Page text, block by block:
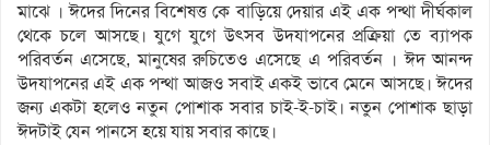
মাঝে । ঈদের দিনের বিশেষত্ত কে বাড়িয়ে দেয়ার এই এক পন্থা দীর্ঘকাল
থেকে চলে আসছে। যুগে যুগে উৎসব উদযাপনের প্রক্রিয়া তে ব্যাপক
পরিবর্তন এসেছে, মানুষের রুচিতেও এসেছে এ পরিবর্তন । ঈদ আনন্দ
উদযাপনের এই এক পন্থা আজও সবাই একই ভাবে মেনে আসছে। ঈদের
জন্য একটা হলেও নতুন পোশাক সবার চাই-ই-চাই। নতুন পোশাক ছাড়া
ঈদটাই যেন পানসে হয়ে যায় সবার কাছে।